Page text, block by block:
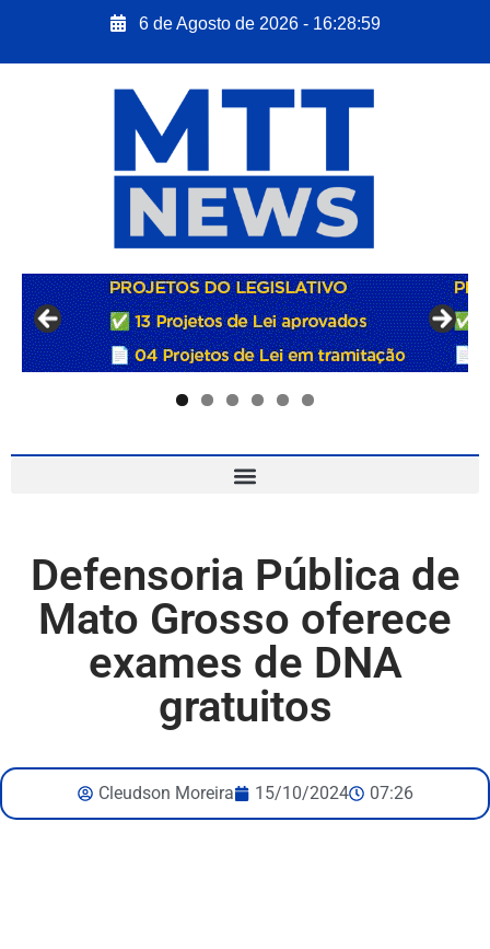
6 de Agosto de 2026 - 16:29:00
Defensoria Pública de
Mato Grosso oferece
exames de DNA
gratuitos
Cleudson Moreira 15/10/2024 07:26